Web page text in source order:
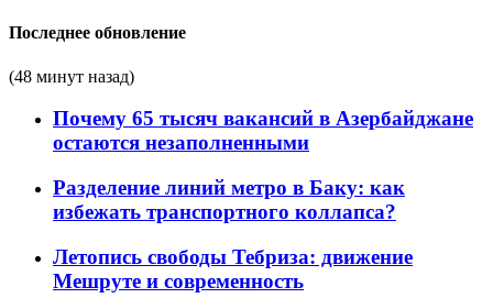
Последнее обновление
(48 минут назад)
Почему 65 тысяч вакансий в Азербайджане
остаются незаполненными
Разделение линий метро в Баку: как
избежать транспортного коллапса?
Летопись свободы Тебриза: движение
Мешруте и современность